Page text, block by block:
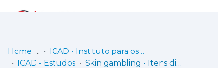
Home
ICAD - Instituto para os Comportamentos Aditivos e as Dependências, I.P.
ICAD - Estudos
Skin gambling - Itens digitais de videojogos em sites de apostas e outros sites terceiros